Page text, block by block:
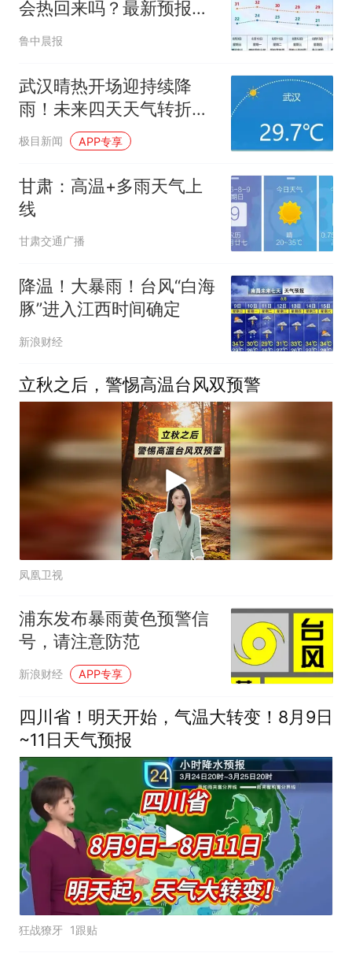
会热回来吗？最新预报
——
鲁中晨报
武汉晴热开场迎持续降
雨！未来四天天气转折明
显
极目新闻 APP专享
甘肃：高温+多雨天气上
线
甘肃交通广播
降温！大暴雨！台风“白海
豚”进入江西时间确定
新浪财经
立秋之后，警惕高温台风双预警
凤凰卫视
浦东发布暴雨黄色预警信
号，请注意防范
新浪财经 APP专享
四川省！明天开始，气温大转变！8月9日
~11日天气预报
狂战獠牙 1跟贴